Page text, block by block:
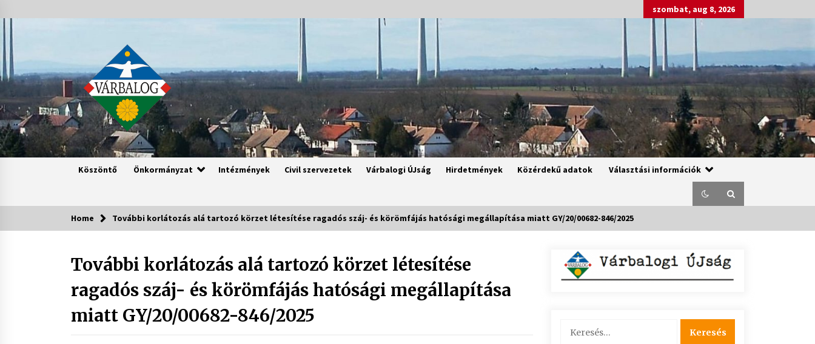
to
content
szombat, aug 8, 2026
Köszöntő Önkormányzat Intézmények Civil szervezetek Várbalogi ÚJság Hirdetmények Közérdekű adatok Választási információk
Home További korlátozás alá tartozó körzet létesítése ragadós száj- és körömfájás hatósági megállapítása miatt GY/20/00682-846/2025
További korlátozás alá tartozó körzet létesítése
ragadós száj- és körömfájás hatósági megállapítása
miatt GY/20/00682-846/2025